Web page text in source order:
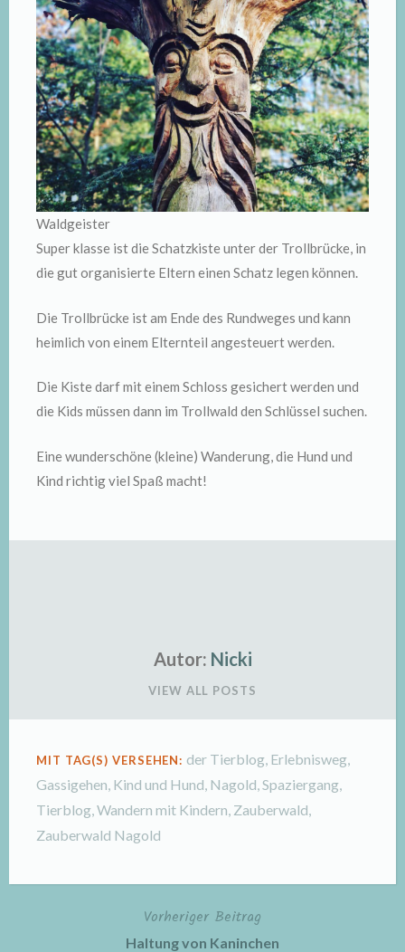
Waldgeister
Super klasse ist die Schatzkiste unter der Trollbrücke, in
die gut organisierte Eltern einen Schatz legen können.
Die Trollbrücke ist am Ende des Rundweges und kann
heimlich von einem Elternteil angesteuert werden.
Die Kiste darf mit einem Schloss gesichert werden und
die Kids müssen dann im Trollwald den Schlüssel suchen.
Eine wunderschöne (kleine) Wanderung, die Hund und
Kind richtig viel Spaß macht!
Autor: Nicki
VIEW ALL POSTS
MIT TAG(S) VERSEHEN: der Tierblog, Erlebnisweg,
Gassigehen, Kind und Hund, Nagold,Spaziergang,
Tierblog,Wandern mit Kindern, Zauberwald,
Zauberwald Nagold
BeitragsnavigationVorheriger Beitrag
Haltung von Kaninchen